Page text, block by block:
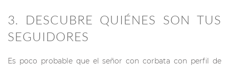
3. DESCUBRE QUIÉNES SON TUS
SEGUIDORES
Es poco probable que el señor con corbata con perfil de